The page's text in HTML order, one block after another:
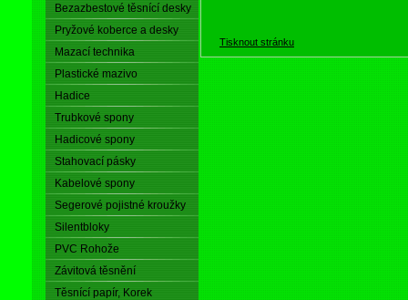
Bezazbestové těsnící desky
Pryžové koberce a desky
Mazací technika
Plastické mazivo
Hadice
Trubkové spony
Hadicové spony
Stahovací pásky
Kabelové spony
Segerové pojistné kroužky
Silentbloky
PVC Rohože
Závitová těsnění
Těsnící papír, Korek
Tisknout stránku